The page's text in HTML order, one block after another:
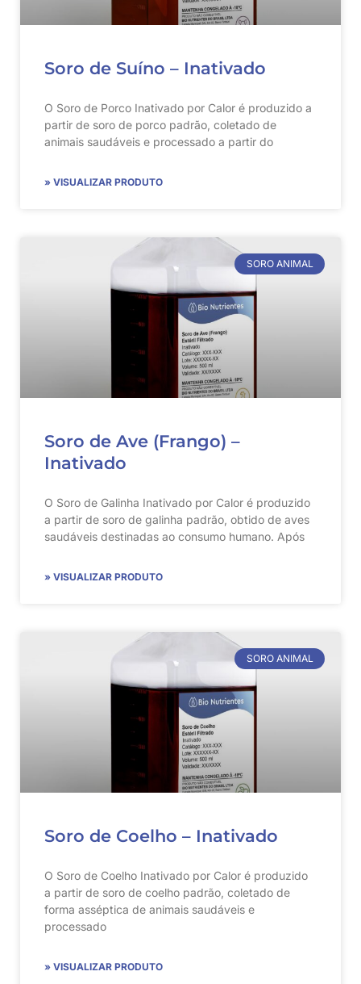
Soro de Suíno – Inativado
O Soro de Porco Inativado por Calor é produzido a
partir de soro de porco padrão, coletado de
animais saudáveis e processado a partir do
» VISUALIZAR PRODUTO
SORO ANIMAL
Soro de Ave (Frango) –
Inativado
O Soro de Galinha Inativado por Calor é produzido
a partir de soro de galinha padrão, obtido de aves
saudáveis destinadas ao consumo humano. Após
» VISUALIZAR PRODUTO
SORO ANIMAL
Soro de Coelho – Inativado
O Soro de Coelho Inativado por Calor é produzido
a partir de soro de coelho padrão, coletado de
forma asséptica de animais saudáveis e
processado
» VISUALIZAR PRODUTO